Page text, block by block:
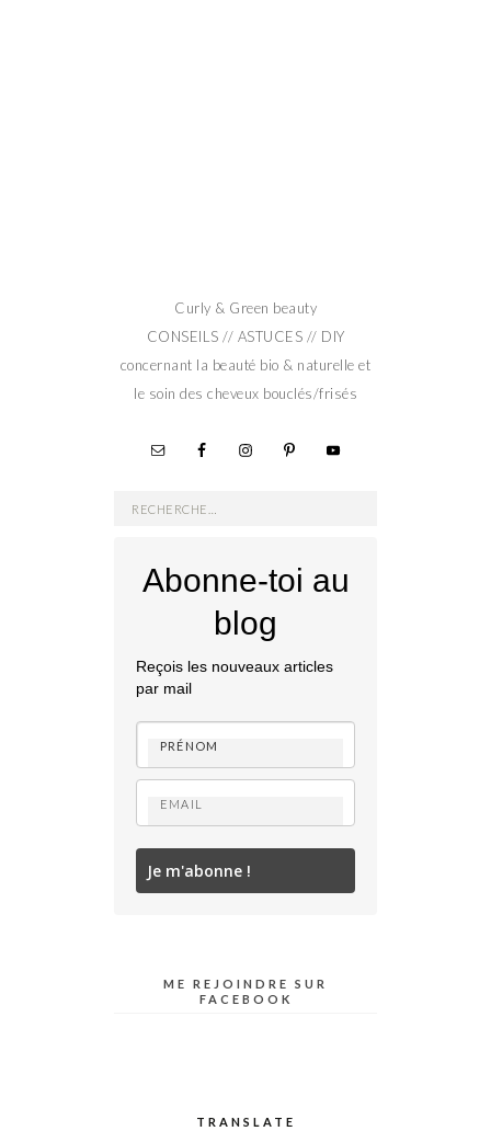
Curly & Green beauty
CONSEILS // ASTUCES // DIY
concernant la beauté bio & naturelle et
le soin des cheveux bouclés/frisés
Rechercher :
Abonne-toi au
blog
Reçois les nouveaux articles
par mail
Je m'abonne !
ME REJOINDRE SUR
FACEBOOK
TRANSLATE